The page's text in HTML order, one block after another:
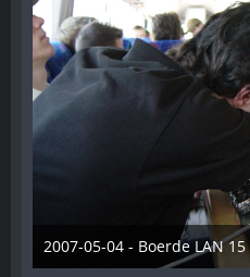
28. Dezember 2012